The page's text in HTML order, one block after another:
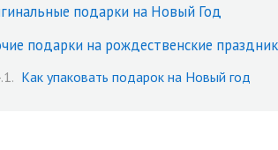
подарки на Новый Год
подарки на рождественские
Как упаковать подарок на Новый год